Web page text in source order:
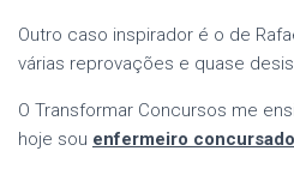
Outro caso inspirador é o de
várias reprovações e quase
O Transformar Concursos me
hoje sou enfermeiro